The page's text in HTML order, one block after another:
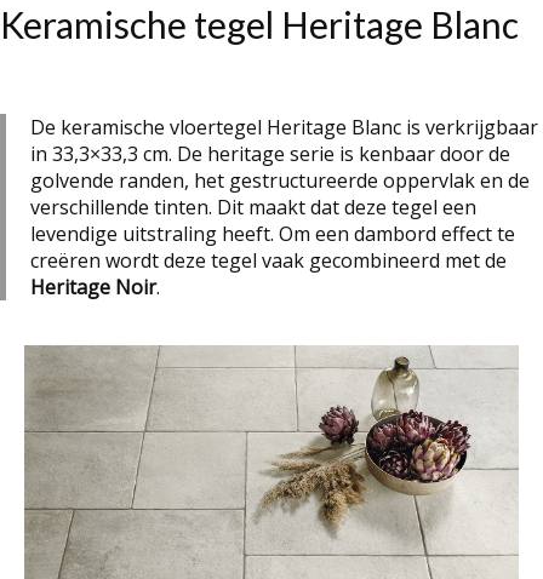
Keramische tegel Heritage Blanc
De keramische vloertegel Heritage Blanc is verkrijgbaar
in 33,3×33,3 cm. De heritage serie is kenbaar door de
golvende randen, het gestructureerde oppervlak en de
verschillende tinten. Dit maakt dat deze tegel een
levendige uitstraling heeft. Om een dambord effect te
creëren wordt deze tegel vaak gecombineerd met de
Heritage Noir.